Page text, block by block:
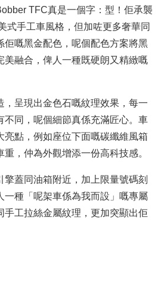
TFC真是一個字：型！佢承襲
式手工車風格，但加咗更多奢華同
佢嘅黑金配色，呢個配色方案將黑
美融合，俾人一種既硬朗又精緻嘅
，呈現出金色石嘅紋理效果，每一
同，呢個細節真係充滿匠心。 車
亮點，例如座位下面嘅碳纖維風箱
，仲為外觀增添一份高科技感。
蓋同油箱附近，加上限量號碼刻
一種「呢架車係為我而設」嘅專屬
手工拉絲金屬紋理，更加突顯出佢